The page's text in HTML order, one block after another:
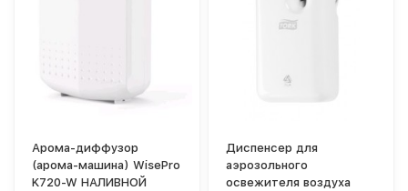
Арома-диффузор
(арома-машина) WisePro
K720-W НАЛИВНОЙ
Диспенсер для
аэрозольного
освежителя воздуха